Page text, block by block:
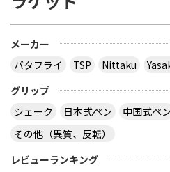
メーカー
バタフライ
TSP Nittaku
グリップ
シェーク
日本式ペン 中国式ペン
その他（異質、反転）
レビューランキング